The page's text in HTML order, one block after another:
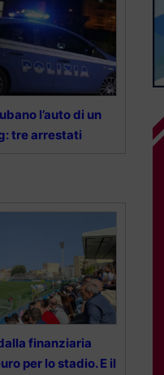
l’auto di un
tre arrestati
finanziaria
per lo stadio. E il